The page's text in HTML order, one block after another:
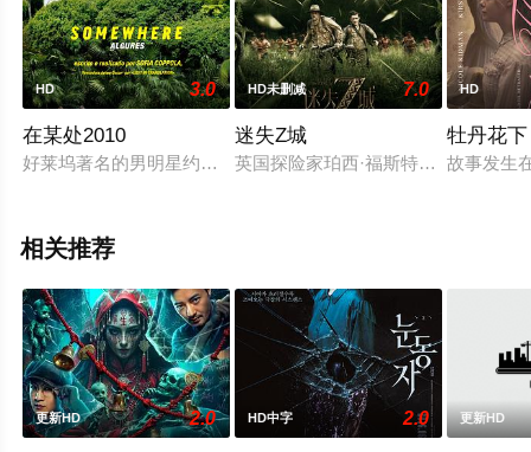
HD 3.0
在某处2010
好莱坞著名的男明星约翰尼（斯蒂芬·多尔夫 Stephen Dorff 饰
HD未删减 7.0
迷失Z城
英国探险家珀西·福斯特（查理·汉纳
HD
牡丹花下
故事发生
相关推荐
更新HD 2.0 HD中字 2.0 更新HD